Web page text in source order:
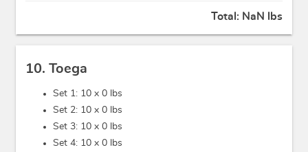
Total: NaN lbs
10. Toega
Set 1: 10 x 0 lbs
Set 2: 10 x 0 lbs
Set 3: 10 x 0 lbs
Set 4: 10 x 0 lbs